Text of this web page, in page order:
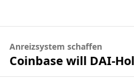
Anreizsystem schaffen
Coinbase will DAI-